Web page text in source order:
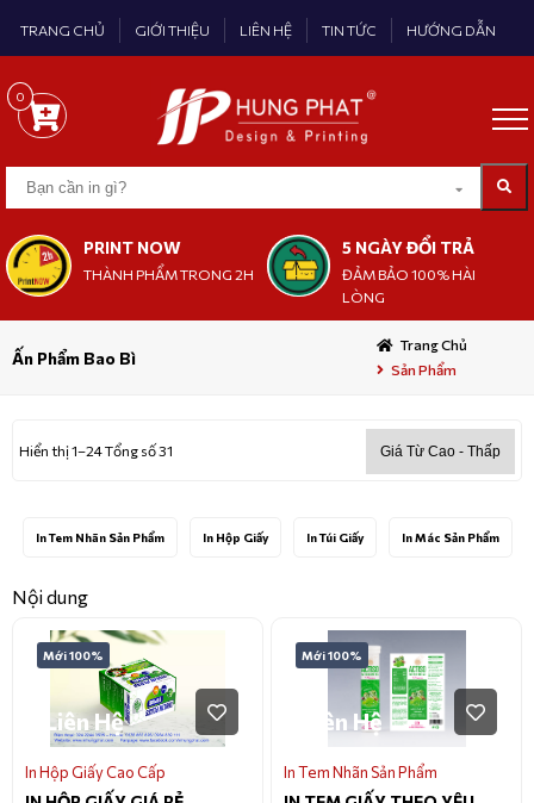
TRANG CHỦ GIỚI THIỆU LIÊN HỆ TIN TỨC HƯỚNG DẪN
0
PRINT NOW
THÀNH PHẨM TRONG 2H
5 NGÀY ĐỔI TRẢ
ĐẢM BẢO 100% HÀI
LÒNG
Ấn Phẩm Bao Bì
Trang Chủ
Sản Phẩm
Hiển thị 1–24 Tổng số 31
In Tem Nhãn Sản Phẩm In Hộp Giấy In Túi Giấy In Mác Sản Phẩm
Nội dung
Mới 100%
Liên Hệ
In Hộp Giấy Cao Cấp
Mới 100%
Liên Hệ
In Tem Nhãn Sản Phẩm